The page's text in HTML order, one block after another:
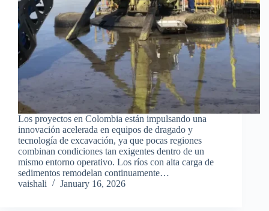
Los proyectos en Colombia están impulsando una
innovación acelerada en equipos de dragado y
tecnología de excavación, ya que pocas regiones
combinan condiciones tan exigentes dentro de un
mismo entorno operativo. Los ríos con alta carga de
sedimentos remodelan continuamente…
vaishali
January 16, 2026